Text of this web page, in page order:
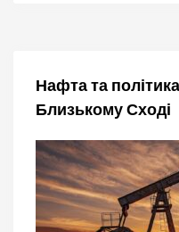
Нафта та
Близькому Сході